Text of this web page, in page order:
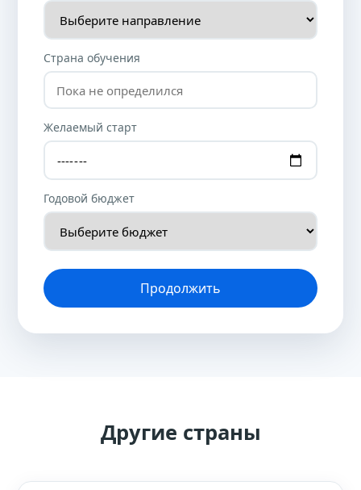
Страна обучения
Желаемый старт
Годовой бюджет
Продолжить
Другие страны